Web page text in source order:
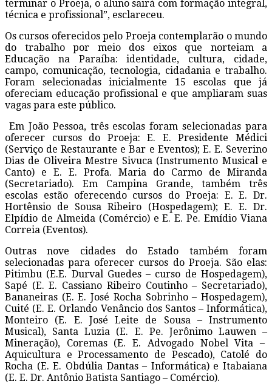
terminar o Proeja, o aluno sairá com formação integral,
técnica e profissional”, esclareceu.
Os cursos oferecidos pelo Proeja contemplarão o mundo
do trabalho por meio dos eixos que norteiam a
Educação na Paraíba: identidade, cultura, cidade,
campo, comunicação, tecnologia, cidadania e trabalho.
Foram selecionadas inicialmente 15 escolas que já
ofereciam educação profissional e que ampliaram suas
vagas para este público.
Em João Pessoa, três escolas foram selecionadas para
oferecer cursos do Proeja: E. E. Presidente Médici
(Serviço de Restaurante e Bar e Eventos); E. E. Severino
Dias de Oliveira Mestre Sivuca (Instrumento Musical e
Canto) e E. E. Profa. Maria do Carmo de Miranda
(Secretariado). Em Campina Grande, também três
escolas estão oferecendo cursos do Proeja: E. E. Dr.
Hortênsio de Sousa Ribeiro (Hospedagem); E. E. Dr.
Elpídio de Almeida (Comércio) e E. E. Pe. Emídio Viana
Correia (Eventos).
Outras nove cidades do Estado também foram
selecionadas para oferecer cursos do Proeja. São elas:
Pitimbu (E.E. Durval Guedes – curso de Hospedagem),
Sapé (E. E. Cassiano Ribeiro Coutinho – Secretariado),
Bananeiras (E. E. José Rocha Sobrinho – Hospedagem),
Cuité (E. E. Orlando Venâncio dos Santos – Informática),
Monteiro (E. E. José Leite de Sousa – Instrumento
Musical), Santa Luzia (E. E. Pe. Jerônimo Lauwen –
Mineração), Coremas (E. E. Advogado Nobel Vita –
Aquicultura e Processamento de Pescado), Catolé do
Rocha (E. E. Obdúlia Dantas – Informática) e Itabaiana
(E. E. Dr. Antônio Batista Santiago – Comércio).